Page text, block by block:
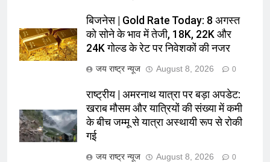
बिजनेस | Gold Rate Today: 8 अगस्त
को सोने के भाव में तेजी, 18K, 22K और
24K गोल्ड के रेट पर निवेशकों की नजर
जय राष्ट्र न्यूज August 8, 2026 0
राष्ट्रीय | अमरनाथ यात्रा पर बड़ा अपडेट:
खराब मौसम और यात्रियों की संख्या में कमी
के बीच जम्मू से यात्रा अस्थायी रूप से रोकी
गई
जय राष्ट्र न्यूज August 8, 2026 0